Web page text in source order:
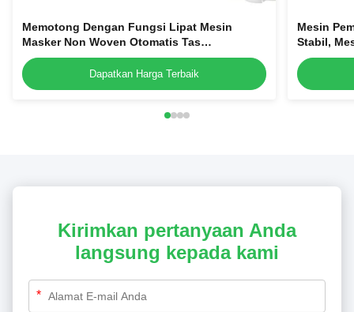
Memotong Dengan Fungsi Lipat Mesin
Masker Non Woven Otomatis Tas
Membentuk Mesin Masker Wajah
Dapatkan Harga Terbaik
Mesin
Stabil,
Kirimkan pertanyaan Anda
langsung kepada kami
*